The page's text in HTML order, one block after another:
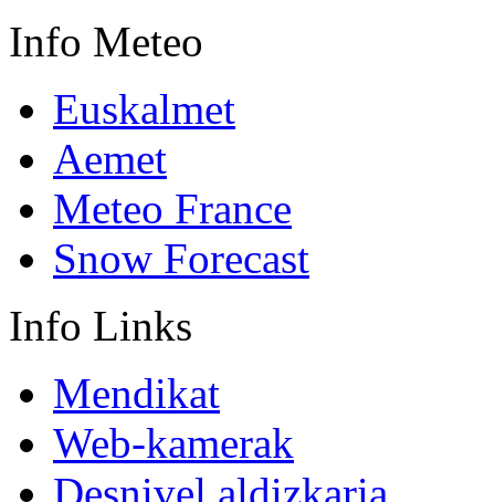
Info Meteo
Euskalmet
Aemet
Meteo France
Snow Forecast
Info Links
Mendikat
Web-kamerak